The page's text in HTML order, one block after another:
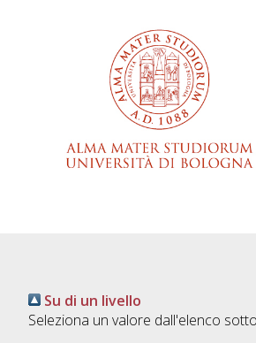
Su di un livello
Seleziona un valore dall'elenco